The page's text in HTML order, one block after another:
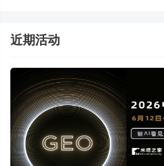
近期活动